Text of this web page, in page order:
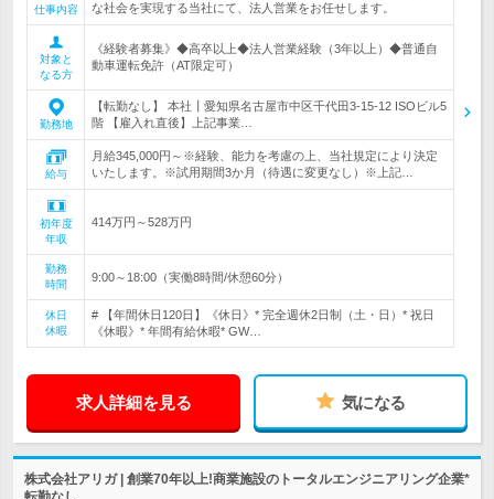
仕事内容
な社会を実現する当社にて、法人営業をお任せします。
対象と
なる方
《経験者募集》◆高卒以上◆法人営業経験（3年以上）◆普通自
動車運転免許（AT限定可）
勤務地
【転勤なし】 本社┃愛知県名古屋市中区千代田3-15-12 ISOビル5
階 【雇入れ直後】上記事業…
給与
月給345,000円～※経験、能力を考慮の上、当社規定により決定
いたします。※試用期間3か月（待遇に変更なし）※上記…
初年度
年収
414万円～528万円
勤務
時間
9:00～18:00（実働8時間/休憩60分）
休日
休暇
# 【年間休日120日】《休日》* 完全週休2日制（土・日）* 祝日
《休暇》* 年間有給休暇* GW…
求人詳細を見る 気になる
株式会社アリガ | 創業70年以上!商業施設のトータルエンジニアリング企業*